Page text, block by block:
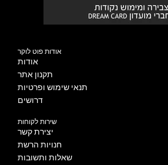
אודות פוט לוקר
אודות
תקנון אתר
תנאי שימוש ופרטיות
דרושים
שירות לקוחות
יצירת קשר
חנויות הרשת
שאלות ותשובות